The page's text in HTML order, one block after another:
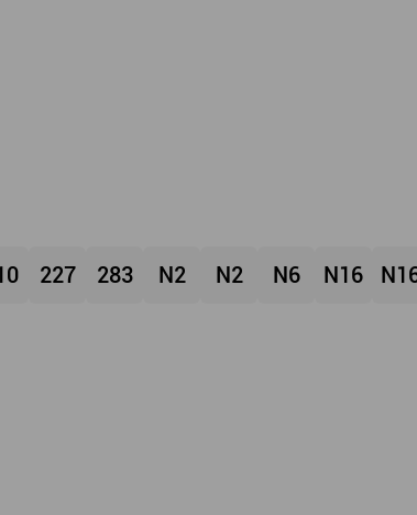
227 283 N2 N2 N6 N16